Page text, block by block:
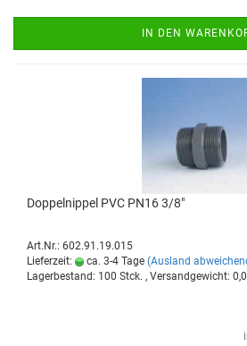
IN DEN
Dop­pel­nip­pel PVC PN16 3/8"
Art.Nr.: 602.91.19.015
Lieferzeit:
ca. 3-4 Tage (Ausland
Lagerbestand: 100 Stck. , Versandgewicht: